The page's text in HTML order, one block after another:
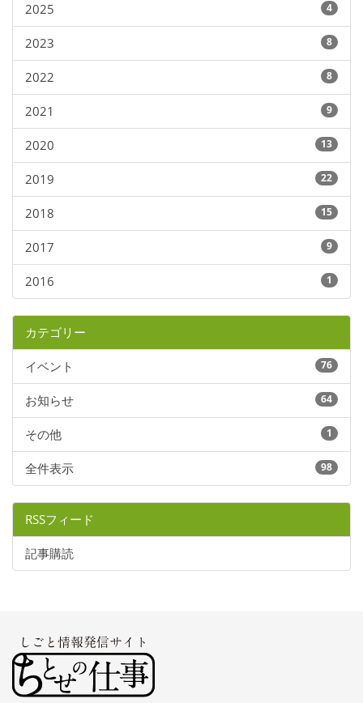
2025 4
2023 8
2022 8
2021 9
2020 13
2019 22
2018 15
2017 9
2016 1
カテゴリー
イベント 76
お知らせ 64
その他 1
全件表示 98
RSSフィード
記事購読